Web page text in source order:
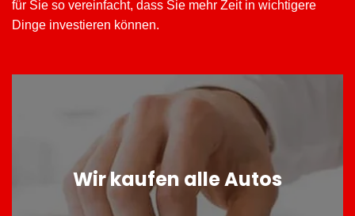
für Sie so vereinfacht, dass Sie mehr Zeit in wichtigere
Dinge investieren können.
Wir kaufen alle Autos